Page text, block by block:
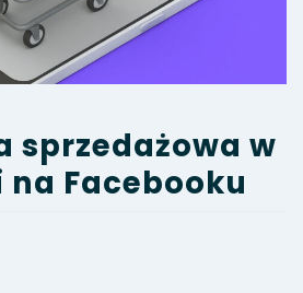
sprzedażowa w
na Facebooku